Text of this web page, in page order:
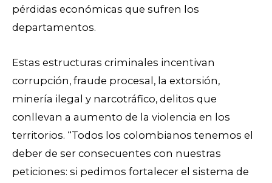
pérdidas económicas que sufren los
departamentos.
Estas estructuras criminales incentivan
corrupción, fraude procesal, la extorsión,
minería ilegal y narcotráfico, delitos que
conllevan a aumento de la violencia en los
territorios. “Todos los colombianos tenemos el
deber de ser consecuentes con nuestras
peticiones: si pedimos fortalecer el sistema de